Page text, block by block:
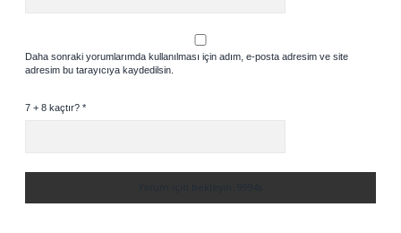
Daha sonraki yorumlarımda kullanılması için adım, e-posta adresim ve site
adresim bu tarayıcıya kaydedilsin.
7 + 8 kaçtır? *